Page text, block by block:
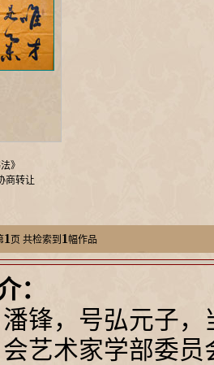
》
转让
1 页 共检索到 1幅作品
：
潘锋，号弘元子
会艺术家学部委